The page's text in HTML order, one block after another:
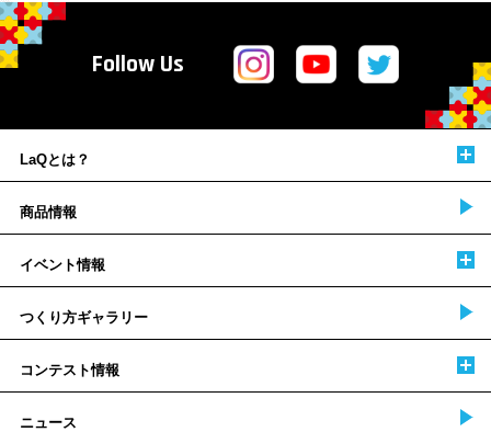
Follow Us
LaQとは？
商品情報
イベント情報
つくり方ギャラリー
コンテスト情報
ニュース